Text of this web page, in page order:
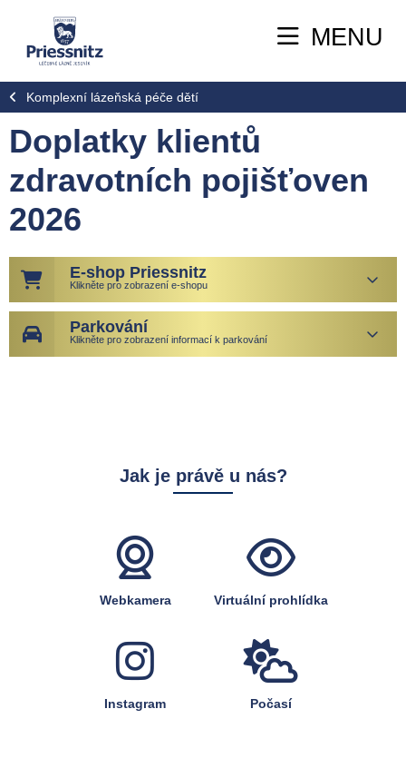
MENU
Komplexní lázeňská péče dětí
Doplatky klientů
zdravotních pojišťoven
2026
E-shop Priessnitz
Klikněte pro zobrazení e-shopu
Parkování
Klikněte pro zobrazení informací k parkování
Jak je právě u nás?
Webkamera Virtuální prohlídka
Instagram Počasí